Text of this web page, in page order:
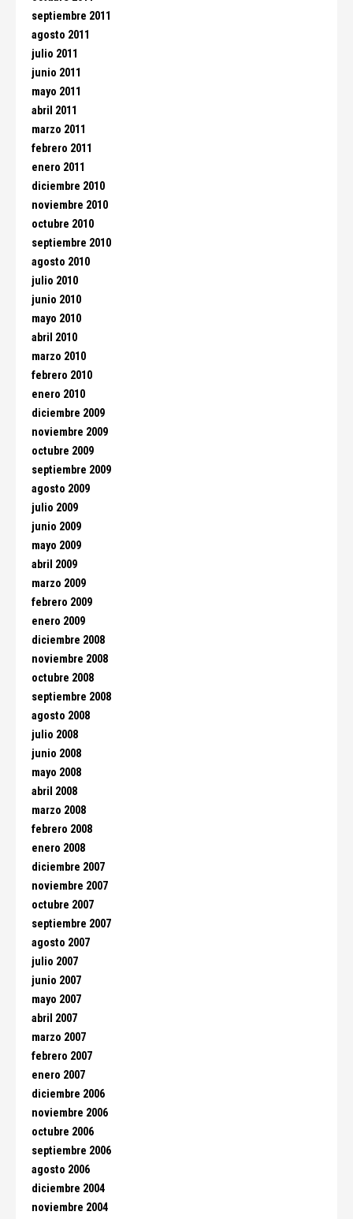
septiembre 2011
agosto 2011
julio 2011
junio 2011
mayo 2011
abril 2011
marzo 2011
febrero 2011
enero 2011
diciembre 2010
noviembre 2010
octubre 2010
septiembre 2010
agosto 2010
julio 2010
junio 2010
mayo 2010
abril 2010
marzo 2010
febrero 2010
enero 2010
diciembre 2009
noviembre 2009
octubre 2009
septiembre 2009
agosto 2009
julio 2009
junio 2009
mayo 2009
abril 2009
marzo 2009
febrero 2009
enero 2009
diciembre 2008
noviembre 2008
octubre 2008
septiembre 2008
agosto 2008
julio 2008
junio 2008
mayo 2008
abril 2008
marzo 2008
febrero 2008
enero 2008
diciembre 2007
noviembre 2007
octubre 2007
septiembre 2007
agosto 2007
julio 2007
junio 2007
mayo 2007
abril 2007
marzo 2007
febrero 2007
enero 2007
diciembre 2006
noviembre 2006
octubre 2006
septiembre 2006
agosto 2006
diciembre 2004
noviembre 2004